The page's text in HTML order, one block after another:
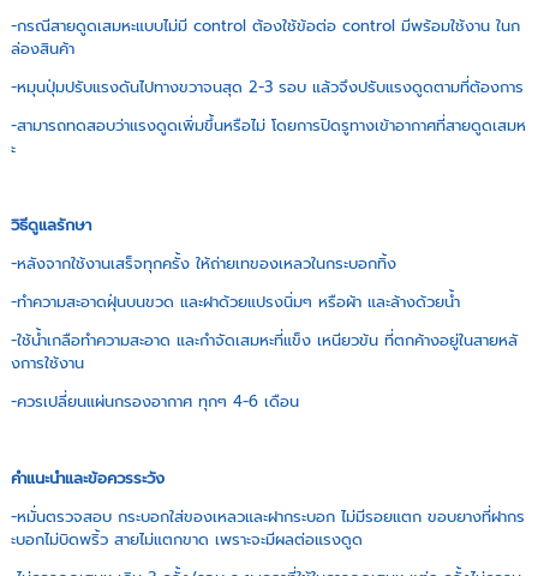
-กรณีสายดูดเสมหะแบบไม่มี control ต้องใช้ข้อต่อ control มีพร้อมใช้งาน ในก
ล่องสินค้า
-หมุนปุ่มปรับแรงดันไปทางขวาจนสุด 2-3 รอบ แล้วจึงปรับแรงดูดตามที่ต้องการ
-สามารถทดสอบว่าแรงดูดเพิ่มขึ้นหรือไม่ โดยการปิดรูทางเข้าอากาศที่สายดูดเสมห
ะ
วิธีดูแลรักษา
-หลังจากใช้งานเสร็จทุกครั้ง ให้ถ่ายเทของเหลวในกระบอกทิ้ง
-ทำความสะอาดฝุ่นบนขวด และฝาด้วยแปรงนิ่มๆ หรือผ้า และล้างด้วยน้ำ
-ใช้น้ำเกลือทำความสะอาด และกำจัดเสมหะที่แข็ง เหนียวข้น ที่ตกค้างอยู่ในสายหลั
งการใช้งาน
-ควรเปลี่ยนแผ่นกรองอากาศ ทุกๆ 4-6 เดือน
คำแนะนำและข้อควรระวัง
-หมั่นตรวจสอบ กระบอกใส่ของเหลวและฝากระบอก ไม่มีรอยแตก ขอบยางที่ฝากร
ะบอกไม่บิดพริ้ว สายไม่แตกขาด เพราะจะมีผลต่อแรงดูด